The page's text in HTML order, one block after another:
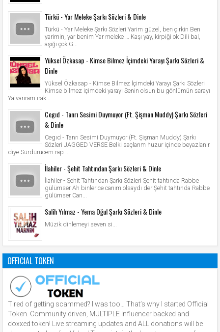
Türkü - Yar Meleke Şarkı Sözleri & Dinle
Türkü - Yar Meleke Şarkı Sözleri Yarim güzel, ben çirkin Ben
yarimin, yar benim Yar meleke … Kaşı yay, kirpiği ok Dili bal,
aşığı çok G...
Yüksel Özkasap - Kimse Bilmez İçimdeki Yarayı Şarkı Sözleri &
Dinle
Yüksel Özkasap - Kimse Bilmez İçimdeki Yarayı Şarkı Sözleri
Kimse bilmez içimdeki yarayı Senin olsun bu gönlümün sarayı
Yalvarıram ırak...
Cegıd - Tanrı Sesimi Duymuyor (Ft. Şişman Muddy) Şarkı Sözleri
& Dinle
Cegıd - Tanrı Sesimi Duymuyor (Ft. Şişman Muddy) Şarkı
Sözleri JAGGED VERSE Belki saçlarım huzur içinde beyazlanır
diye Sürdürücem rap ...
İlahiler - Şehit Tahtından Şarkı Sözleri & Dinle
İlahiler - Şehit Tahtından Şarkı Sözleri Şehit tahtında Rabbe
gülümser Ah binler ce canım olsaydı der Şehit tahtında Rabbe
gülümser Can...
Salih Yılmaz - Yema Oğul Şarkı Sözleri & Dinle
Müzik dinlemeyi seven si...
OFFICIAL TOKEN
Tired of getting scammed? I was too… That’s why I started Official
Token. Community driven, MULTIPLE Influencer backed and
doxxed token! Live streaming updates and ALL donations will be